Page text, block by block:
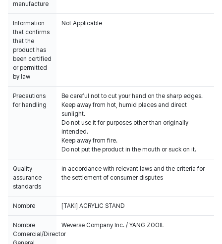
manufacture
Information
that confirms
that the
product has
been certified
or permitted
by law
Not Applicable
Precautions
for handling
Be careful not to cut your hand on the sharp edges.
Keep away from hot, humid places and direct
sunlight.
Do not use it for purposes other than originally
intended.
Keep away from fire.
Do not put the product in the mouth or suck on it.
Quality
assurance
standards
In accordance with relevant laws and the criteria for
the settlement of consumer disputes
Nombre [TAKI] ACRYLIC STAND
Nombre
Comercial/Director
Weverse Company Inc. / YANG ZOOIL